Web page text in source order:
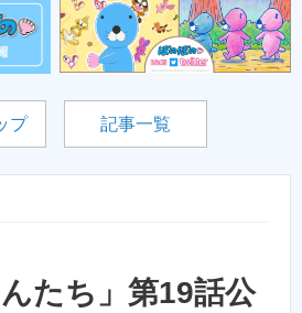
プ 記事一覧
んたち」第19話公